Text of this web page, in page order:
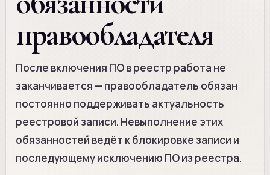
правообладателя
После включения ПО в реестр работа не
заканчивается — правообладатель обязан
постоянно поддерживать актуальность
реестровой записи. Невыполнение этих
обязанностей ведёт к блокировке записи и
последующему исключению ПО из реестра.